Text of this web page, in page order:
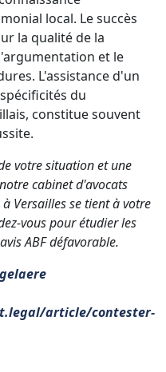
local. Le succès
la qualité de la
et le
L'assistance d'un
du
constitue souvent
votre situation et une
cabinet d'avocats
Versailles se tient à votre
vous pour étudier les
ABF défavorable.
article/contester-